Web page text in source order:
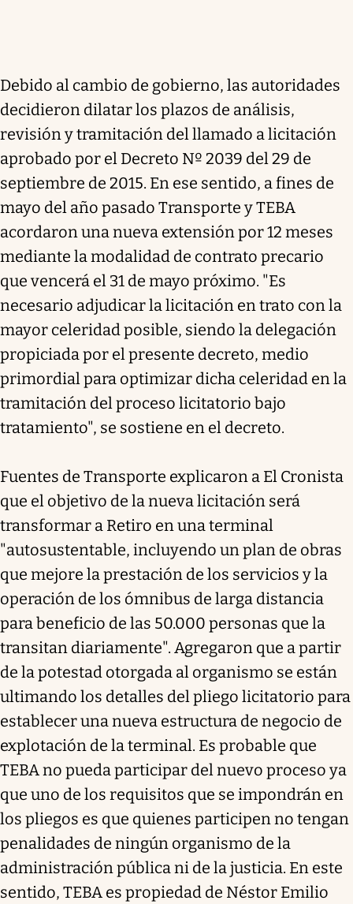
Debido al cambio de gobierno, las autoridades
decidieron dilatar los plazos de análisis,
revisión y tramitación del llamado a licitación
aprobado por el Decreto Nº 2039 del 29 de
septiembre de 2015. En ese sentido, a fines de
mayo del año pasado Transporte y TEBA
acordaron una nueva extensión por 12 meses
mediante la modalidad de contrato precario
que vencerá el 31 de mayo próximo. "Es
necesario adjudicar la licitación en trato con la
mayor celeridad posible, siendo la delegación
propiciada por el presente decreto, medio
primordial para optimizar dicha celeridad en la
tramitación del proceso licitatorio bajo
tratamiento", se sostiene en el decreto.
Fuentes de Transporte explicaron a El Cronista
que el objetivo de la nueva licitación será
transformar a Retiro en una terminal
"autosustentable, incluyendo un plan de obras
que mejore la prestación de los servicios y la
operación de los ómnibus de larga distancia
para beneficio de las 50.000 personas que la
transitan diariamente". Agregaron que a partir
de la potestad otorgada al organismo se están
ultimando los detalles del pliego licitatorio para
establecer una nueva estructura de negocio de
explotación de la terminal. Es probable que
TEBA no pueda participar del nuevo proceso ya
que uno de los requisitos que se impondrán en
los pliegos es que quienes participen no tengan
penalidades de ningún organismo de la
administración pública ni de la justicia. En este
sentido, TEBA es propiedad de Néstor Emilio